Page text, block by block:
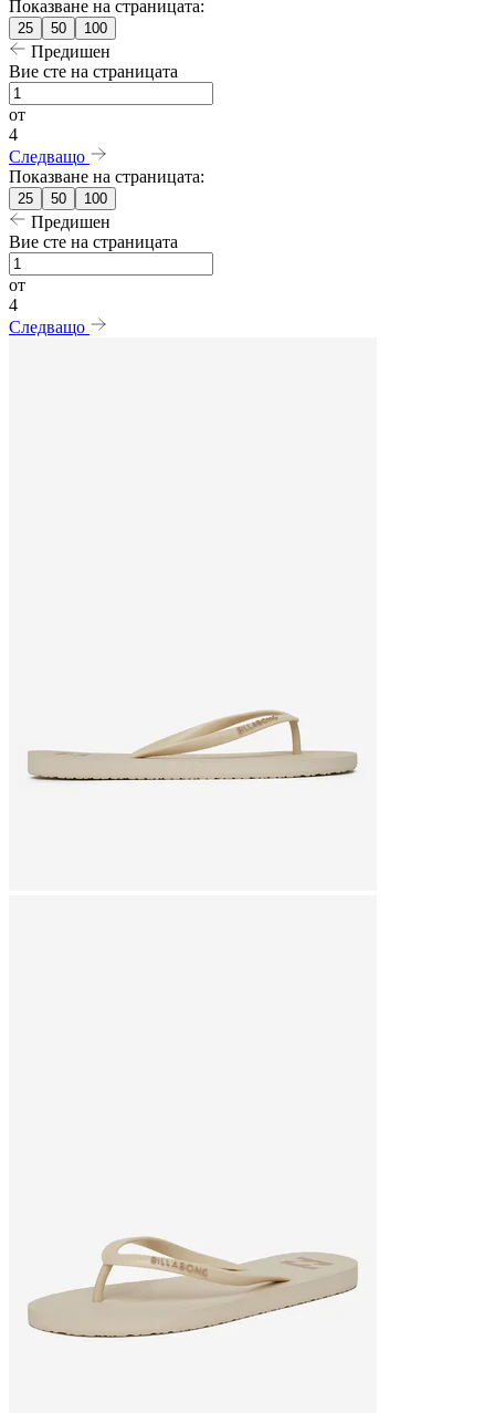
Показване на страницата:
25 50 100
Предишен
Вие сте на страницата
от
4
Следващо
Показване на страницата:
25 50 100
Предишен
Вие сте на страницата
от
4
Следващо